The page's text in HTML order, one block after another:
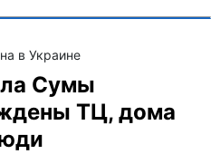
в Украине
Сумы
ТЦ, дома